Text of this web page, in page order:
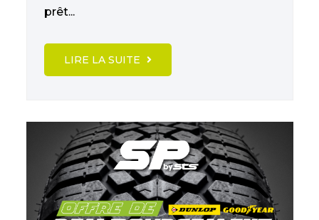
prêt...
LIRE LA SUITE